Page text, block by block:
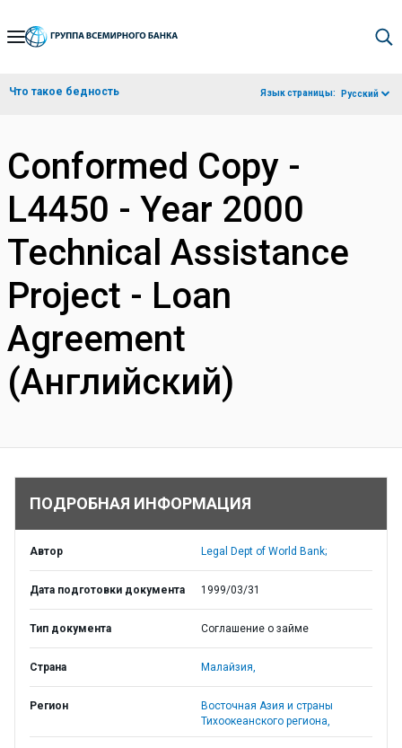
Skip
Navigation
Что такое бедность Язык страницы: Русский
Conformed Copy -
L4450 - Year 2000
Technical Assistance
Project - Loan
Agreement
(Английский)
ПОДРОБНАЯ ИНФОРМАЦИЯ
Автор Legal Dept of World Bank;
Дата подготовки документа 1999/03/31
Тип документа Соглашение о займе
Страна Малайзия,
Регион
Восточная Азия и страны
Тихоокеанского региона,